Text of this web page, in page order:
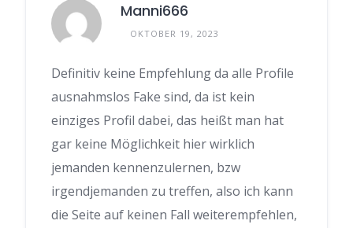
Manni666
OKTOBER 19, 2023
Definitiv keine Empfehlung da alle Profile
ausnahmslos Fake sind, da ist kein
einziges Profil dabei, das heißt man hat
gar keine Möglichkeit hier wirklich
jemanden kennenzulernen, bzw
irgendjemanden zu treffen, also ich kann
die Seite auf keinen Fall weiterempfehlen,